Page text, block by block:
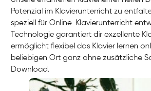
Potenzial im Klavierunterricht zu
speziell für Online-Klavierunterricht
Technologie garantiert dir exzellente
ermöglicht flexibel das Klavier lernen
beliebigen Ort ganz ohne zusätzliche
Download.